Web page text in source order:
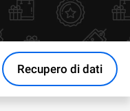
Recupero di dati